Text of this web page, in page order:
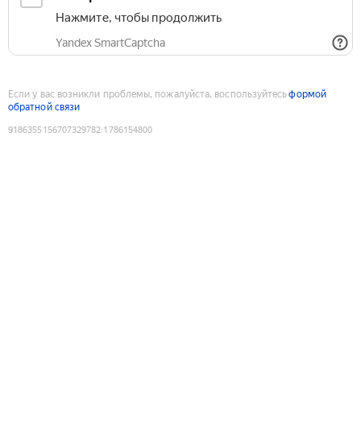
Нажмите, чтобы продолжить
Yandex SmartCaptcha
Если у вас возникли проблемы, пожалуйста, воспользуйтесьформой
обратной связи
9186355156707329782:1786154800